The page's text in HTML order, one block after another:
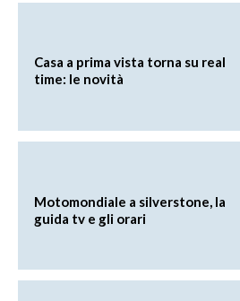
Casa a prima vista torna su real
time: le novità
Motomondiale a silverstone, la
guida tv e gli orari